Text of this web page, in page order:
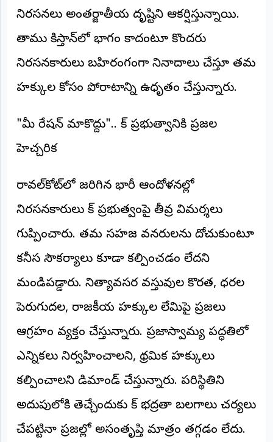
ఆర్టీఐ
రిపోర్టర్స్
(REPORTERS
DESK)
మా
చేరండి
లాగిన్
(Login)
©
2026
NTODAY
NEWS
పక్షం
నిరసనలు అంతర్జాతీయ దృష్టిని ఆకర్షిస్తున్నాయి.
తాము పాకిస్తాన్‌లో భాగం కాదంటూ కొందరు
నిరసనకారులు బహిరంగంగా నినాదాలు చేస్తూ తమ
హక్కుల కోసం పోరాటాన్ని ఉధృతం చేస్తున్నారు.
"మీ రేషన్ మాకొద్దు".. పాక్ ప్రభుత్వానికి ప్రజల
హెచ్చరిక
రావల్‌కోట్‌లో జరిగిన భారీ ఆందోళనల్లో
నిరసనకారులు పాక్ ప్రభుత్వంపై తీవ్ర విమర్శలు
గుప్పించారు. తమ సహజ వనరులను దోచుకుంటూ
కనీస సౌకర్యాలు కూడా కల్పించడం లేదని
మండిపడ్డారు. నిత్యావసర వస్తువుల కొరత, ధరల
పెరుగుదల, రాజకీయ హక్కుల లేమిపై ప్రజలు
ఆగ్రహం వ్యక్తం చేస్తున్నారు. ప్రజాస్వామ్య పద్ధతిలో
ఎన్నికలు నిర్వహించాలని, ప్రాథమిక హక్కులు
కల్పించాలని డిమాండ్ చేస్తున్నారు. పరిస్థితిని
అదుపులోకి తెచ్చేందుకు పాక్ భద్రతా బలగాలు చర్యలు
చేపట్టినా ప్రజల్లో అసంతృప్తి మాత్రం తగ్గడం లేదు.